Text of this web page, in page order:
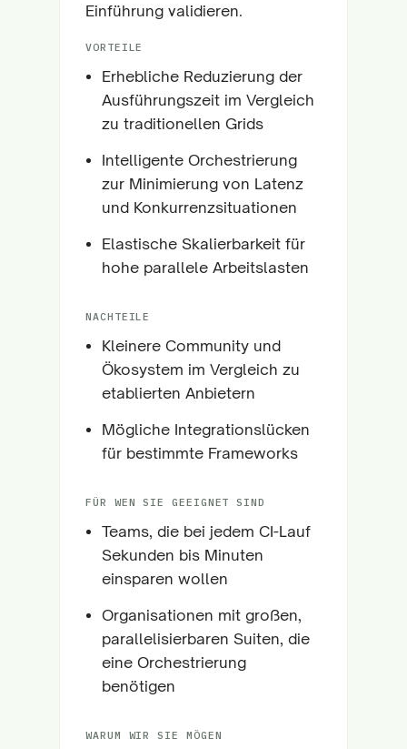
Einführung validieren.
VORTEILE
Erhebliche Reduzierung der
Ausführungszeit im Vergleich
zu traditionellen Grids
Intelligente Orchestrierung
zur Minimierung von Latenz
und Konkurrenzsituationen
Elastische Skalierbarkeit für
hohe parallele Arbeitslasten
NACHTEILE
Kleinere Community und
Ökosystem im Vergleich zu
etablierten Anbietern
Mögliche Integrationslücken
für bestimmte Frameworks
FÜR WEN SIE GEEIGNET SIND
Teams, die bei jedem CI-Lauf
Sekunden bis Minuten
einsparen wollen
Organisationen mit großen,
parallelisierbaren Suiten, die
eine Orchestrierung
benötigen
WARUM WIR SIE MÖGEN